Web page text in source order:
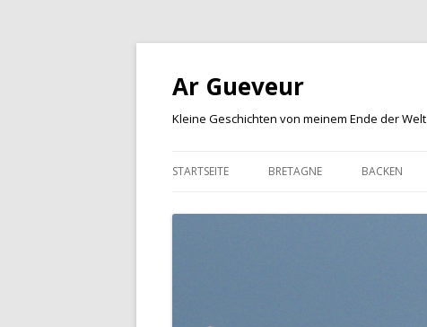
Ar Gueveur
Kleine Geschichten von meinem Ende der Welt
STARTSEITE BRETAGNE BACKEN